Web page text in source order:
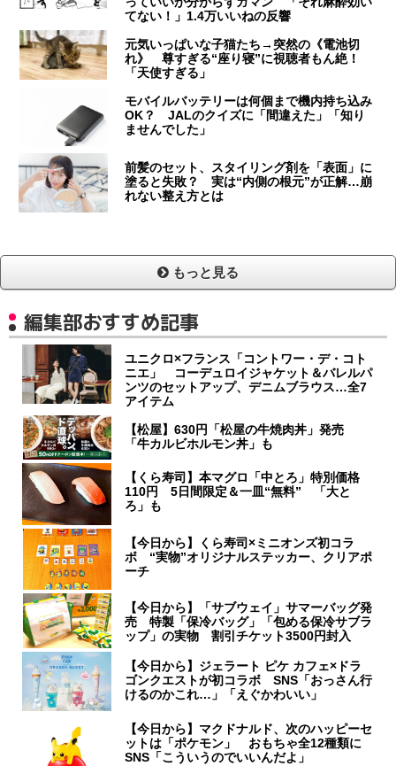
てない！」1.4万いいねの反響
元気いっぱいな子猫たち→突然の《電池切
れ》 尊すぎる“座り寝”に視聴者もん絶！
「天使すぎる」
モバイルバッテリーは何個まで機内持ち込み
OK？ JALのクイズに「間違えた」「知り
ませんでした」
前髪のセット、スタイリング剤を「表面」に
塗ると失敗？ 実は“内側の根元”が正解…崩
れない整え方とは
もっと見る
編集部おすすめ記事
ユニクロ×フランス「コントワー・デ・コト
ニエ」 コーデュロイジャケット＆バレルパ
ンツのセットアップ、デニムブラウス…全7
アイテム
【松屋】630円「松屋の牛焼肉丼」発売
「牛カルビホルモン丼」も
【くら寿司】本マグロ「中とろ」特別価格
110円 5日間限定＆一皿“無料” 「大と
ろ」も
【今日から】くら寿司×ミニオンズ初コラ
ボ “実物”オリジナルステッカー、クリアポ
ーチ
【今日から】「サブウェイ」サマーバッグ発
売 特製「保冷バッグ」「包める保冷サブラ
ップ」の実物 割引チケット3500円封入
【今日から】ジェラート ピケ カフェ×ドラ
ゴンクエストが初コラボ SNS「おっさん行
けるのかこれ…」「えぐかわいい」
【今日から】マクドナルド、次のハッピーセ
ットは「ポケモン」 おもちゃ全12種類に
SNS「こういうのでいいんだよ」